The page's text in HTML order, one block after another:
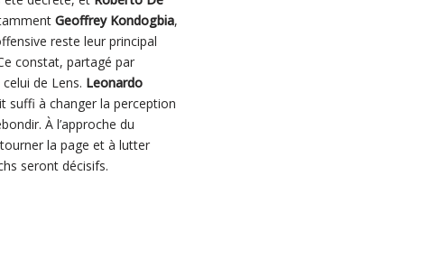
Geoffrey Kondogbia,
reste leur principal
constat, partagé par
de Lens. Leonardo
suffi à changer la perception
À l’approche du
la page et à lutter
seront décisifs.